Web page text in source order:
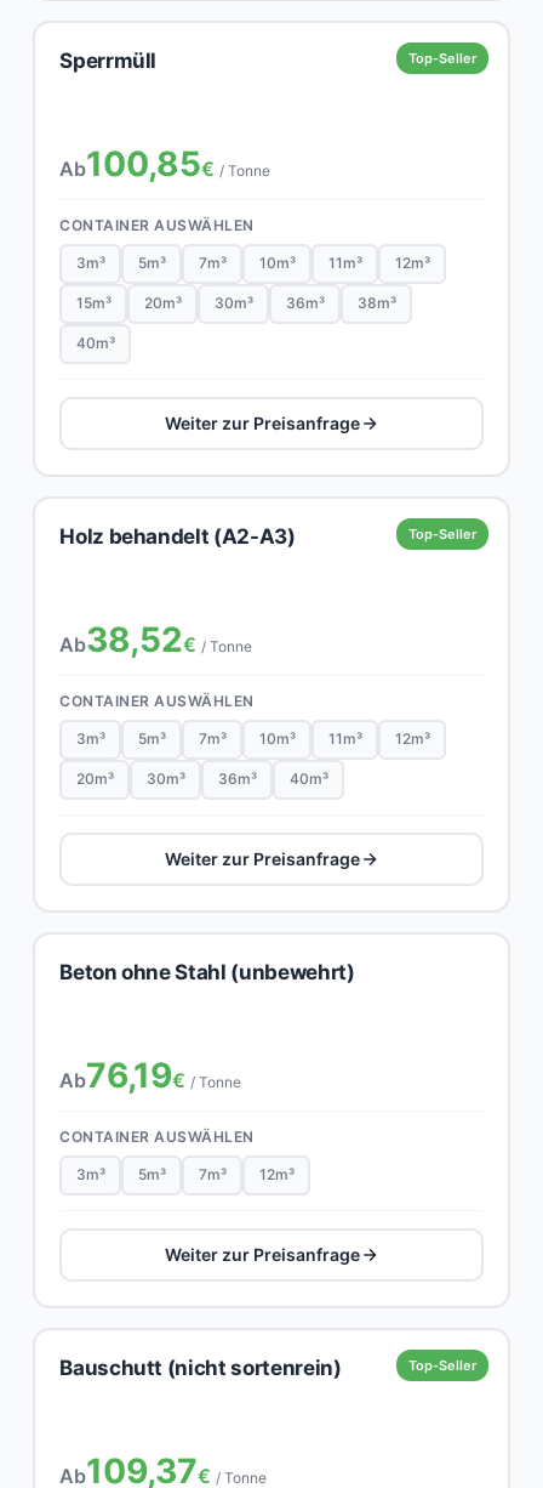
Top-Seller
Sperrmüll
Ab100,85€ / Tonne
CONTAINER AUSWÄHLEN
3m³ 5m³ 7m³ 10m³ 11m³ 12m³
15m³ 20m³ 30m³ 36m³ 38m³
40m³
Weiter zur Preisanfrage
Top-Seller
Holz behandelt (A2-A3)
Ab38,52€ / Tonne
CONTAINER AUSWÄHLEN
3m³ 5m³ 7m³ 10m³ 11m³ 12m³
20m³ 30m³ 36m³ 40m³
Weiter zur Preisanfrage
Beton ohne Stahl (unbewehrt)
Ab76,19€ / Tonne
CONTAINER AUSWÄHLEN
3m³ 5m³ 7m³ 12m³
Weiter zur Preisanfrage
Top-Seller
Bauschutt (nicht sortenrein)
Ab109,37€ / Tonne